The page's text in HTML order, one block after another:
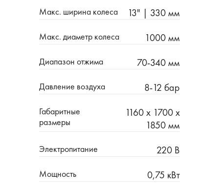
Макс. ширина колеса 13" | 330 мм
Макс. диаметр колеса 1000 мм
Диапазон отжима 70-340 мм
Давление воздуха 8-12 бар
Габаритные
размеры
1160 x 1700 x
1850 мм
Электропитание 220 В
Мощность 0,75 кВт